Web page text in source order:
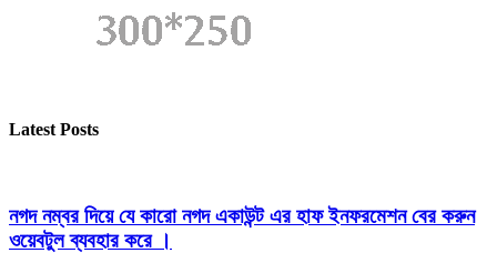
Latest Posts
নগদ নম্বর দিয়ে যে কারো নগদ একাউন্ট এর হাফ ইনফরমেশন বের করুন
ওয়েবটুল ব্যবহার করে ।